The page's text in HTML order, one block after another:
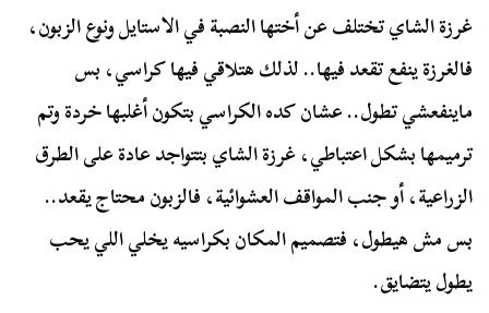
غرزة الشاي تختلف عن أختها النصبة في الاستايل ونوع الزبون،
فالغرزة ينفع تقعد فيها.. لذلك هتلاقي فيها كراسي، بس
ماينفعشي تطول.. عشان كده الكراسي بتكون أغلبها خردة وتم
ترميمها بشكل اعتباطي، غرزة الشاي بتتواجد عادة على الطرق
الزراعية، أو جنب المواقف العشوائية، فالزبون محتاج يقعد..
بس مش هيطول، فتصميم المكان بكراسيه يخلي اللي يحب
يطول يتضايق.